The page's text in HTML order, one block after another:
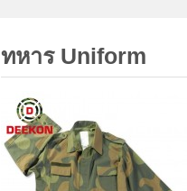
ทหาร Uniform